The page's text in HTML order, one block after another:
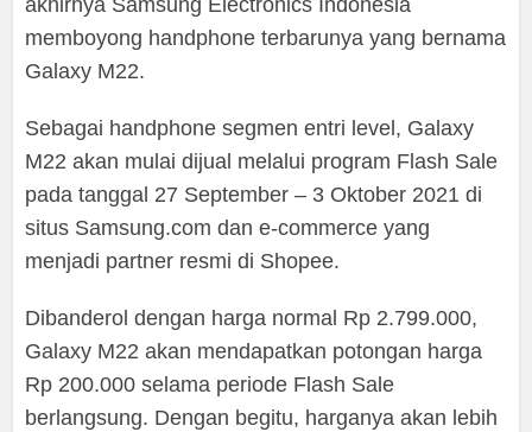
akhirnya Samsung Electronics Indonesia
memboyong handphone terbarunya yang bernama
Galaxy M22.
Sebagai handphone segmen entri level, Galaxy
M22 akan mulai dijual melalui program Flash Sale
pada tanggal 27 September – 3 Oktober 2021 di
situs Samsung.com dan e-commerce yang
menjadi partner resmi di Shopee.
Dibanderol dengan harga normal Rp 2.799.000,
Galaxy M22 akan mendapatkan potongan harga
Rp 200.000 selama periode Flash Sale
berlangsung. Dengan begitu, harganya akan lebih